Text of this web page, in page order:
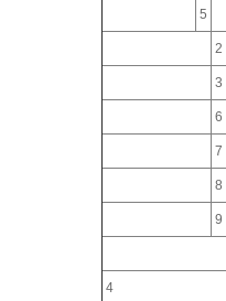
5
2
3
6
7
8
9
4